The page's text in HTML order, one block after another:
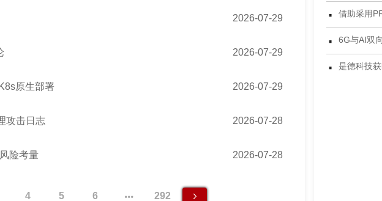
2026-07-29
2026-07-29
原生部署 2026-07-29
攻击日志 2026-07-28
险考量 2026-07-28
4 5 6 292
·
·
·